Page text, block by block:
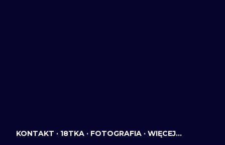
KONTAKT 18TKA FOTOGRAFIA WIĘCEJ…